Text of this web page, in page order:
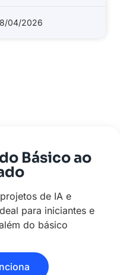
04/2026
Básico ao
de IA e
para iniciantes e
do básico